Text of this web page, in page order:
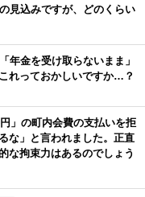
見込みですが、どのくらい
年金を受け取らないまま」
れっておかしいですか…？
」の町内会費の支払いを拒
な」と言われました。正直
な拘束力はあるのでしょう